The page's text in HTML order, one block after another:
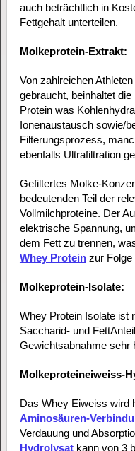
auch beträchtlich in
Fettgehalt unterteilen.
Molkeprotein-Extrakt:
Von zahlreichen
gebraucht, beinhaltet
Protein was
Ionenaustausch sowie/
Filterungsprozess,
ebenfalls Ultrafiltration
Gefiltertes Molke-
bedeutenden Teil der
Vollmilchproteine. Der
elektrische Spannung,
dem Fett zu trennen,
Whey Proteinzur Folge
Molkeprotein-Isolate:
Whey Protein Isolate ist
Saccharid- und
Gewichtsabnahme sehr
Molkeproteineiweiss-
Das Whey Eiweiss wird
Aminosäuren-
Verdauung und
Hydrolysat kann von 3